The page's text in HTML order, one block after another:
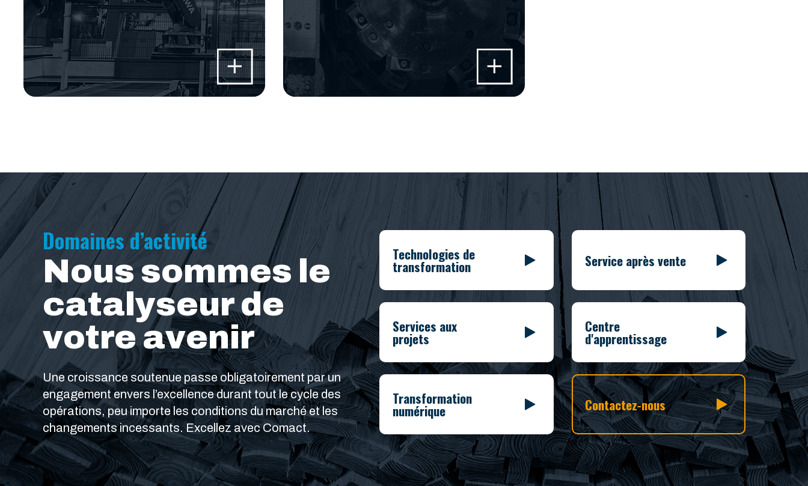
Domaines d’activité
Nous sommes le
catalyseur de
votre avenir
Une croissance soutenue passe obligatoirement par un
engagement envers l’excellence durant tout le cycle des
opérations, peu importe les conditions du marché et les
changements incessants. Excellez avec Comact.
Technologies de
transformation Service après vente
Services aux
projets
Centre
d'apprentissage
Transformation
numérique Contactez-nous